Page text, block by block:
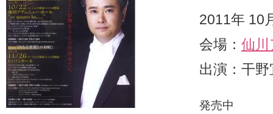
2011年 10
会場： 仙川
出演：干野
発売中